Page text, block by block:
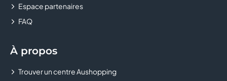
Espace partenaires
FAQ
À propos
Trouver un centre Aushopping